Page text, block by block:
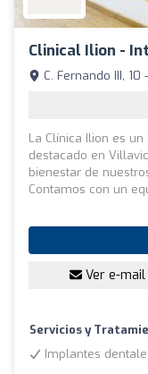
Clinical Ilion -
C. Fernando III,
La Clínica Ilion es
destacado en
bienestar de
Contamos con un
Ver e-mail
Servicios y
Implantes